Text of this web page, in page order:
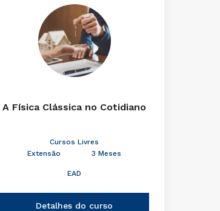
A Física Clássica no Cotidiano
Cursos Livres
Extensão
3 Meses
EAD
Detalhes do curso